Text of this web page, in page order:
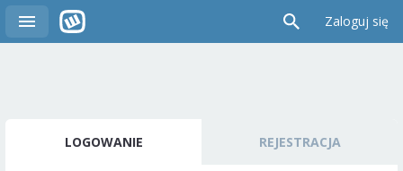
Zaloguj się
LOGOWANIE REJESTRACJA